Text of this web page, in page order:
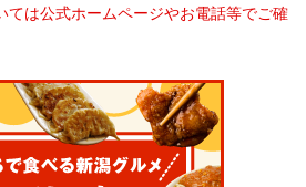
ては公式ホームページやお電話等でご確